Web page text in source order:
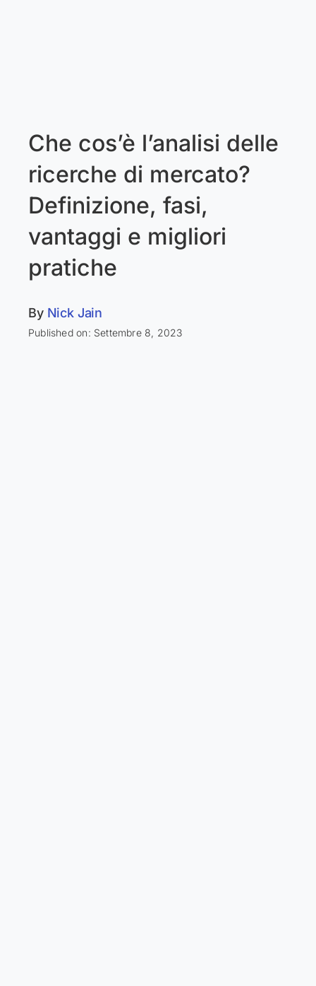
Che cos’è l’analisi delle
ricerche di mercato?
Definizione, fasi,
vantaggi e migliori
pratiche
By Nick Jain
Published on: Settembre 8, 2023